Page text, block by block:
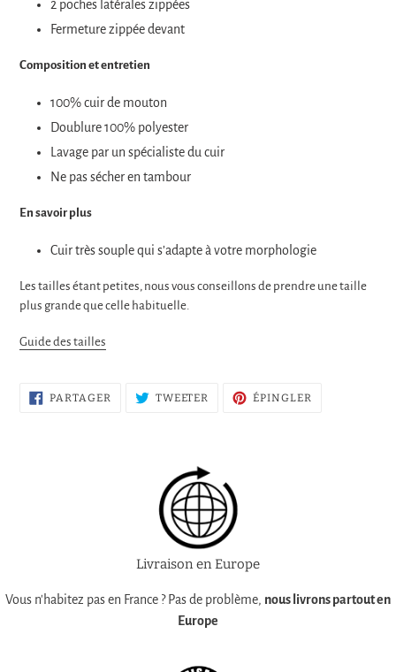
2 poches latérales zippées
Fermeture zippée devant
Composition et entretien
100% cuir de mouton
Doublure 100% polyester
Lavage par un spécialiste du cuir
Ne pas sécher en tambour
En savoir plus
Cuir très souple qui s’adapte à votre morphologie
Les tailles étant petites, nous vous conseillons de prendre une taille
plus grande que celle habituelle.
Guide des tailles
PARTAGER PARTAGERTWEETER TWEETERÉPINGLER
Livraison en Europe
Vous n'habitez pas en France ? Pas de problème, nous livrons partout en
Europe